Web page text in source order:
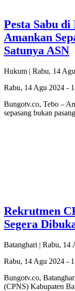
Pesta Sabu
Amankan
Satunya ASN
Hukum | Rabu, 14
Rabu, 14 Agu 2024 -
Bungotv.co, Tebo –
sepasang bukan
Rekrutmen
Segera
Batanghari | Rabu, 14
Rabu, 14 Agu 2024 -
Bungotv.co,
(CPNS) Kabupaten